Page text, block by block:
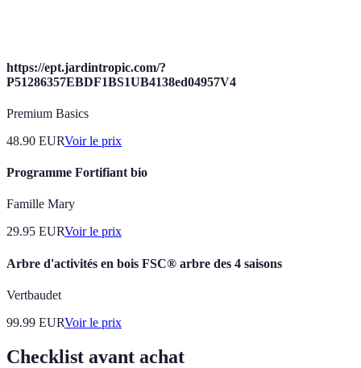
https://ept.jardintropic.com/?
P51286357EBDF1BS1UB4138ed04957V4
Premium Basics
48.90 EURVoir le prix
Programme Fortifiant bio
Famille Mary
29.95 EURVoir le prix
Arbre d'activités en bois FSC® arbre des 4 saisons
Vertbaudet
99.99 EURVoir le prix
Checklist avant achat